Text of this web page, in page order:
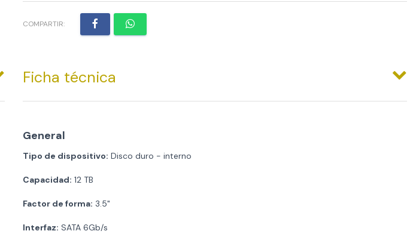
COMPARTIR:
Ficha técnica
General
Tipo de dispositivo: Disco duro - interno
Capacidad: 12 TB
Factor de forma: 3.5"
Interfaz: SATA 6Gb/s